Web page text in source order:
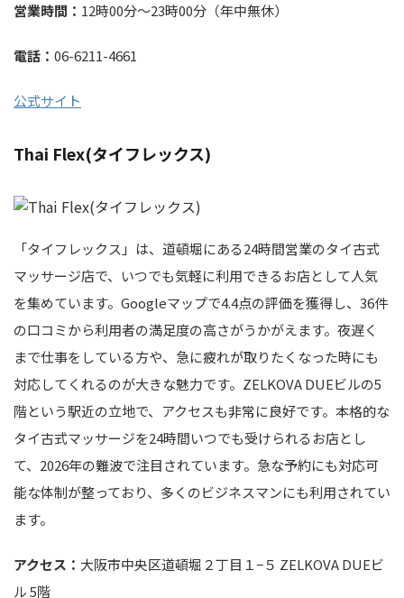
営業時間： 12時00分～23時00分（年中無休）
電話： 06-6211-4661
公式サイト
Thai Flex(タイフレックス)
「タイフレックス」は、道頓堀にある24時間営業のタイ古式
マッサージ店で、いつでも気軽に利用できるお店として人気
を集めています。Googleマップで4.4点の評価を獲得し、36件
の口コミから利用者の満足度の高さがうかがえます。夜遅く
まで仕事をしている方や、急に疲れが取りたくなった時にも
対応してくれるのが大きな魅力です。ZELKOVA DUEビルの5
階という駅近の立地で、アクセスも非常に良好です。本格的な
タイ古式マッサージを24時間いつでも受けられるお店とし
て、2026年の難波で注目されています。急な予約にも対応可
能な体制が整っており、多くのビジネスマンにも利用されてい
ます。
アクセス： 大阪市中央区道頓堀２丁目１−５ ZELKOVA DUEビ
ル 5階